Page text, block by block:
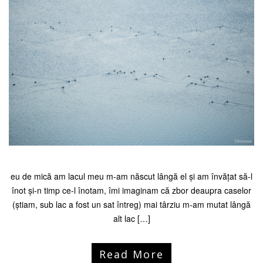
eu de mică am lacul meu m-am născut lângă el și am învățat să-l
înot și-n timp ce-l înotam, îmi imaginam că zbor deaupra caselor
(știam, sub lac a fost un sat întreg) mai târziu m-am mutat lângă
alt lac […]
Read More